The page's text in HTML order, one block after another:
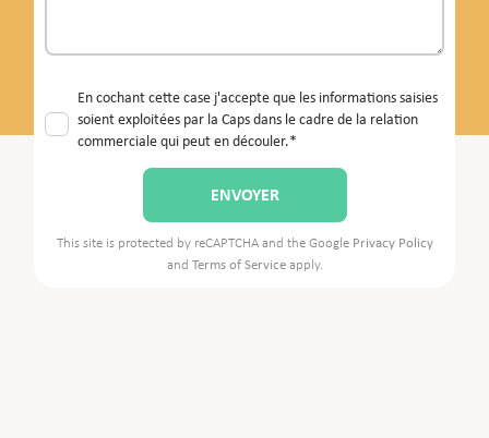
En cochant cette case j'accepte que les informations saisies
soient exploitées par la Caps dans le cadre de la relation
commerciale qui peut en découler.*
This site is protected by reCAPTCHA and the Google Privacy Policy
and Terms of Serviceapply.